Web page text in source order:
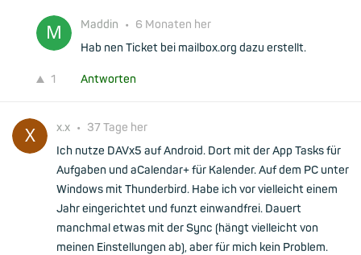
Maddin • 6 Monaten her
Hab nen Ticket bei mailbox.org dazu erstellt.
1 Antworten
x.x • 37 Tage her
Ich nutze DAVx5 auf Android. Dort mit der App Tasks für
Aufgaben und aCalendar+ für Kalender. Auf dem PC unter
Windows mit Thunderbird. Habe ich vor vielleicht einem
Jahr eingerichtet und funzt einwandfrei. Dauert
manchmal etwas mit der Sync (hängt vielleicht von
meinen Einstellungen ab), aber für mich kein Problem.